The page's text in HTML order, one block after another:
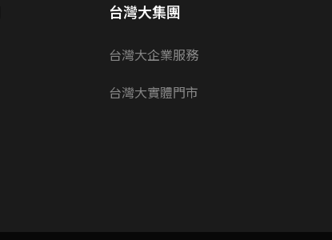
台灣大集團
台灣大企業服務
台灣大實體門市